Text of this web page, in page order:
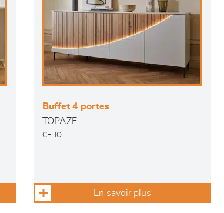
Buffet 4 portes
TOPAZE
CELIO
En savoir plus